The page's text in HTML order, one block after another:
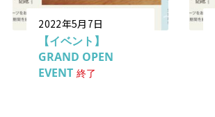
2022年5月7日
【イベント】
GRAND OPEN
EVENT 終了